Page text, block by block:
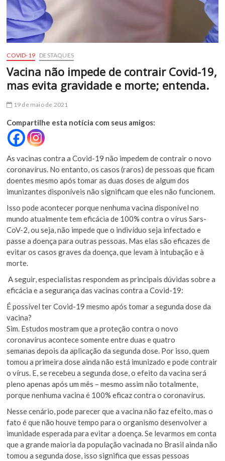
COVID-19 DESTAQUES
Vacina não impede de contrair Covid-19,
mas evita gravidade e morte; entenda.
19 de maio de 2021
Compartilhe esta notícia com seus amigos:
As vacinas contra a Covid-19 não impedem de contrair o novo
coronavírus. No entanto, os casos (raros) de pessoas que ficam
doentes mesmo após tomar as duas doses de algum dos
imunizantes disponíveis não significam que eles não funcionem.
Isso pode acontecer porque nenhuma vacina disponível no
mundo atualmente tem eficácia de 100% contra o vírus Sars-
CoV-2, ou seja, não impede que o indivíduo seja infectado e
passe a doença para outras pessoas. Mas elas são eficazes de
evitar os casos graves da doença, que levam à intubação e à
morte.
A seguir, especialistas respondem as principais dúvidas sobre a
eficácia e a segurança das vacinas contra a Covid-19:
É possível ter Covid-19 mesmo após tomar a segunda dose da
vacina?
Sim. Estudos mostram que a proteção contra o novo
coronavírus acontece somente entre duas e quatro
semanas depois da aplicação da segunda dose. Por isso, quem
tomou a primeira dose ainda não está imunizado e pode contrair
o vírus. E, se recebeu a segunda dose, o efeito da vacina será
pleno apenas após um mês – mesmo assim não totalmente,
porque nenhuma vacina é 100% eficaz contra o coronavírus.
Nesse cenário, pode parecer que a vacina não faz efeito, mas o
fato é que não houve tempo para o organismo desenvolver a
imunidade esperada para evitar a doença. Se levarmos em conta
que a grande maioria da população vacinada no Brasil ainda não
tomou a segunda dose, isso significa que essas pessoas